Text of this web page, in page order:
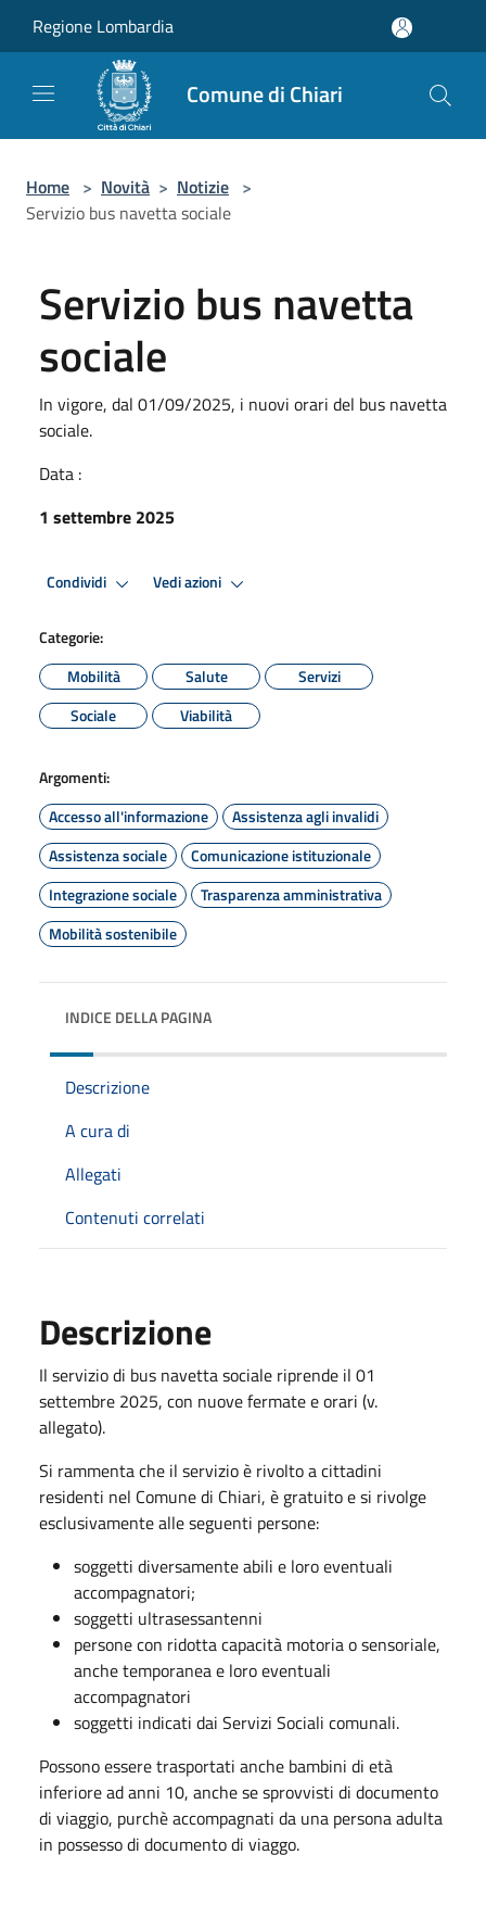
Regione Lombardia
Comune di Chiari
Home > Novità > Notizie >
Servizio bus navetta sociale
Servizio bus navetta
sociale
In vigore, dal 01/09/2025, i nuovi orari del bus navetta
sociale.
Data :
1 settembre 2025
Condividi Vedi azioni
Categorie:
Mobilità
Salute
Servizi
Sociale
Viabilità
Argomenti:
Accesso all'informazione
Assistenza agli invalidi
Assistenza sociale
Comunicazione istituzionale
Integrazione sociale
Trasparenza amministrativa
Mobilità sostenibile
INDICE DELLA PAGINA
Descrizione
A cura di
Allegati
Contenuti correlati
Descrizione
Il servizio di bus navetta sociale riprende il 01
settembre 2025, con nuove fermate e orari (v.
allegato).
Si rammenta che il servizio è rivolto a cittadini
residenti nel Comune di Chiari, è gratuito e si rivolge
esclusivamente alle seguenti persone:
soggetti diversamente abili e loro eventuali
accompagnatori;
soggetti ultrasessantenni
persone con ridotta capacità motoria o sensoriale,
anche temporanea e loro eventuali
accompagnatori
soggetti indicati dai Servizi Sociali comunali.
Possono essere trasportati anche bambini di età
inferiore ad anni 10, anche se sprovvisti di documento
di viaggio, purchè accompagnati da una persona adulta
in possesso di documento di viaggo.